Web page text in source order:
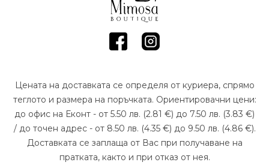
Цената на доставката се определя от куриера, спрямо
теглото и размера на поръчката. Ориентировачни цени:
до офис на Еконт - от 5.50 лв. (2.81 €) до 7.50 лв. (3.83 €)
/ до точен адрес - от 8.50 лв. (4.35 €) до 9.50 лв. (4.86 €).
Доставката се заплаща от Вас при получаване на
пратката, както и при отказ от нея.